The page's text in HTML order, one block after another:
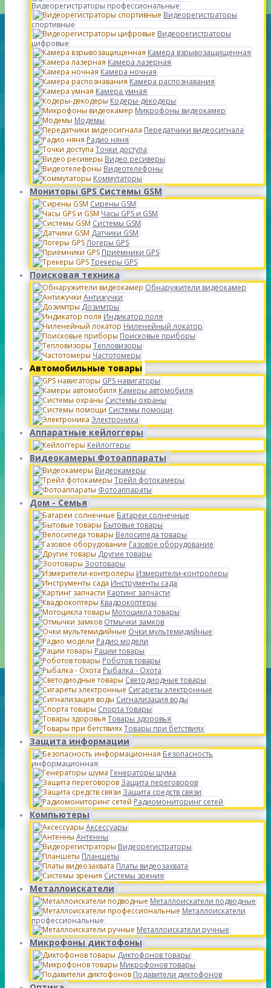
Видеорегистраторы профессиональные
Видеорегистраторы
спортивные
Видеорегистраторы
цифровые
Камера взрывозащищенная
Камера лазерная
Камера ночная
Камера распознавания
Камера умная
Кодеры-декодеры
Микрофоны видеокамер
Модемы
Передатчики видеосигнала
Радио няня
Точки доступа
Видео ресиверы
Видеотелефоны
Коммутаторы
Мониторы GPS Системы GSM
Сирены GSM
Часы GPS и GSM
Системы GSM
Датчики GSM
Логеры GPS
Приёмники GPS
Трекеры GPS
Поисковая техника
Обнаружители видеокамер
Антижучки
Дозимтры
Индикатор поля
Ниленейный локатор
Поисковые приборы
Тепловизоры
Частотомеры
Автомобильные товары
GPS навигаторы
Камеры автомобиля
Системы охраны
Системы помощи
Электроника
Аппаратные кейлоггеры
Кейлоггеры
Видеокамеры Фотоаппараты
Видеокамеры
Трейл фотокамеры
Фотоаппараты
Дом - Семья
Батареи солнечные
Бытовые товары
Велосипеда товары
Газовое оборудование
Другие товары
Зоотовары
Измерители-контролеры
Инструменты сада
Картинг запчасти
Квадрокоптеры
Мотоцикла товары
Отмычки замков
Очки мультемидийные
Радио модели
Рации товары
Роботов товары
Рыбалка - Охота
Светодиодные товары
Сигареты электронные
Сигнализация воды
Спорта товары
Товары здоровья
Товары при бетствиях
Защита информации
Безопасность
информационная
Генераторы шума
Защита переговоров
Защита средств связи
Радиомониторинг сетей
Компьютеры
Аксессуары
Антенны
Видеорегистраторы
Планшеты
Платы видеозахвата
Системы зрения
Металлоискатели
Металлоискатели подводные
Металлоискатели
профессиональные
Металлоискатели ручные
Микрофоны диктофоны
Диктофонов товары
Микрофонов товары
Подавители диктофонов